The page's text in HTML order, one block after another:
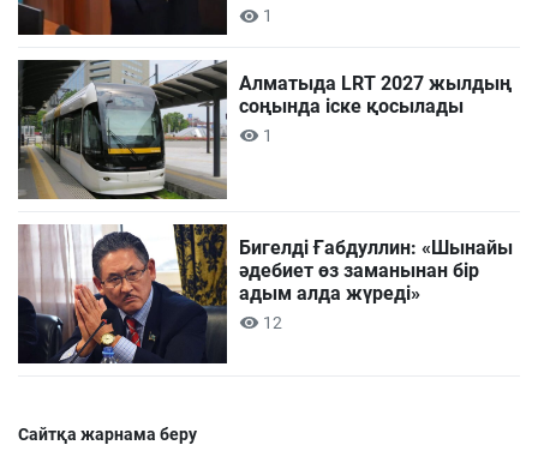
1
Алматыда LRT 2027 жылдың
соңында іске қосылады
1
Бигелді Ғабдуллин: «Шынайы
әдебиет өз заманынан бір
адым алда жүреді»
12
Сайтқа жарнама беру